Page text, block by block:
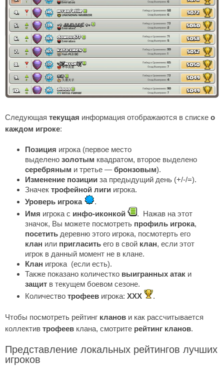
Следующая текущая информация отображаются в списке о
каждом игроке:
Позиция игрока (первое место
выделено золотым квадратом, второе выделено
серебряным и третье — бронзовым).
Изменение позиции за предыдущий день (+/-/=).
Значек трофейной лиги игрока.
Уроверь игрока
.
Имя игрока с инфо-иконкой
. Нажав на этот
значок, Вы можете посмотреть профиль игрока,
посетить деревню этого игрока, посмотерть его
клан или пригласить его в свой клан, если этот
игрок в данный момент не в клане.
Клан игрока (если есть).
Также показано количестко выигранных атак и
защит в текущем боевом сезоне.
Количество трофеев игрока: XXX .
Чтобы посмотреть рейтинг кланов и как рассчитывается
коллектив трофеев клана, смотрите рейтинг кланов.
Представление локальных рейтингов лучших
игроков